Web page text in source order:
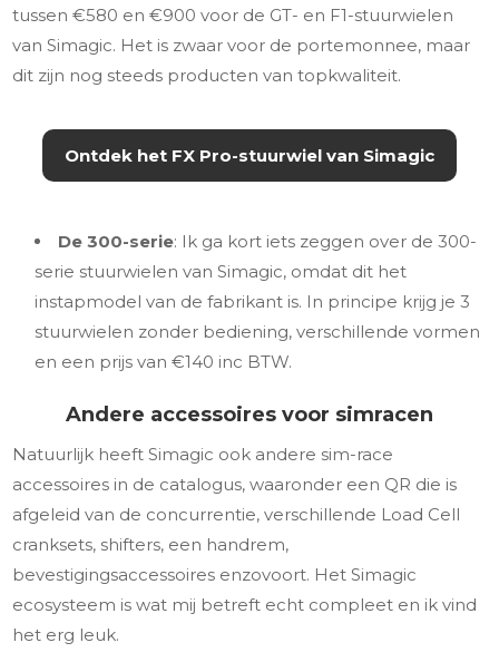
tussen €580 en €900 voor de GT- en F1-stuurwielen
van Simagic. Het is zwaar voor de portemonnee, maar
dit zijn nog steeds producten van topkwaliteit.
Ontdek het FX Pro-stuurwiel van Simagic
De 300-serie: Ik ga kort iets zeggen over de 300-
serie stuurwielen van Simagic, omdat dit het
instapmodel van de fabrikant is. In principe krijg je 3
stuurwielen zonder bediening, verschillende vormen
en een prijs van €140 inc BTW.
Andere accessoires voor simracen
Natuurlijk heeft Simagic ook andere sim-race
accessoires in de catalogus, waaronder een QR die is
afgeleid van de concurrentie, verschillende Load Cell
cranksets, shifters, een handrem,
bevestigingsaccessoires enzovoort. Het Simagic
ecosysteem is wat mij betreft echt compleet en ik vind
het erg leuk.